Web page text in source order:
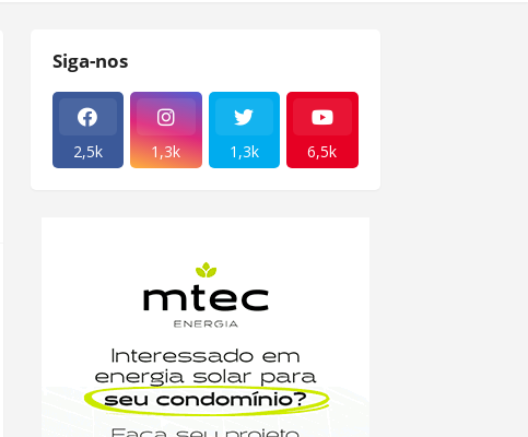
Siga-nos
2,5k 1,3k 1,3k 6,5k